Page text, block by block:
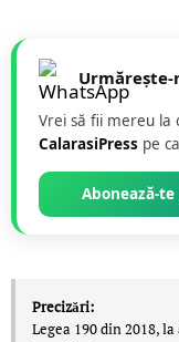
Urmărește-
Vrei să fii mereu la
CalarasiPress pe
Abonează-te
Precizări:
Legea 190 din 2018,